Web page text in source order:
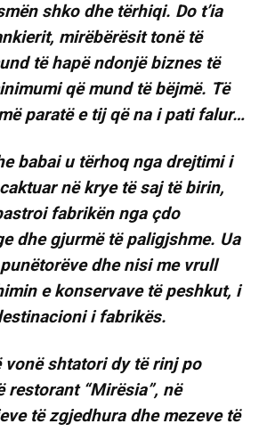
shko dhe tërhiqi. Do t’ia
mirëbërësit tonë të
të hapë ndonjë biznes të
që mund të bëjmë. Të
paratë e tij që na i pati falur…
babai u tërhoq nga drejtimi i
në krye të saj të birin,
fabrikën nga çdo
dhe gjurmë të paligjshme. Ua
dhe nisi me vrull
e konservave të peshkut, i
i fabrikës.
vonë shtatori dy të rinj po
restorant “Mirësia”, në
të zgjedhura dhe mezeve të